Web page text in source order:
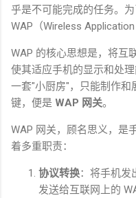
乎是不可能完成的任务。
WAP （Wireless
WAP 的核心思想是，将互
使其适应手机的显示和处
一套"小厨房"，只能制作和
键，便是 WAP 网关。
WAP 网关，顾名思义，是
着多重职责：
协议转换：将手机发
发送给互联网上的